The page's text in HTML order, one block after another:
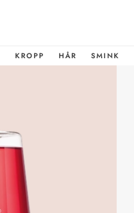
KROPP HÅR SMINK